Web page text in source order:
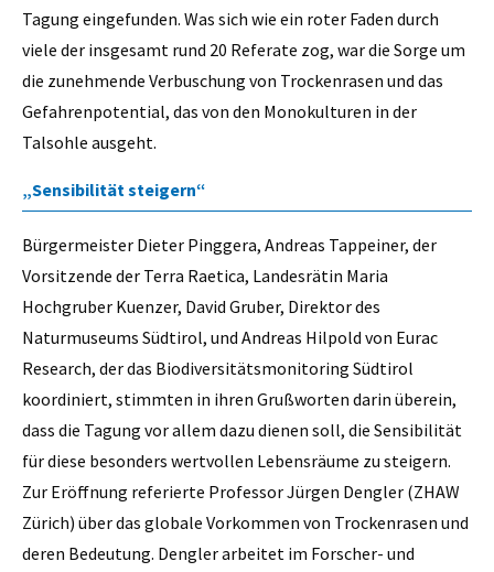
Tagung eingefunden. Was sich wie ein roter Faden durch
viele der insgesamt rund 20 Referate zog, war die Sorge um
die zunehmende Verbuschung von Trockenrasen und das
Gefahrenpotential, das von den Monokulturen in der
Talsohle ausgeht.
„Sensibilität steigern“
Bürgermeister Dieter Pinggera, Andreas Tappeiner, der
Vorsitzende der Terra Raetica, Landesrätin Maria
Hochgruber Kuenzer, David Gruber, Direktor des
Naturmuseums Südtirol, und Andreas Hilpold von Eurac
Research, der das Biodiversitätsmonitoring Südtirol
koordiniert, stimmten in ihren Grußworten darin überein,
dass die Tagung vor allem dazu dienen soll, die Sensibilität
für diese besonders wertvollen Lebensräume zu steigern.
Zur Eröffnung referierte Professor Jürgen Dengler (ZHAW
Zürich) über das globale Vorkommen von Trockenrasen und
deren Bedeutung. Dengler arbeitet im Forscher- und